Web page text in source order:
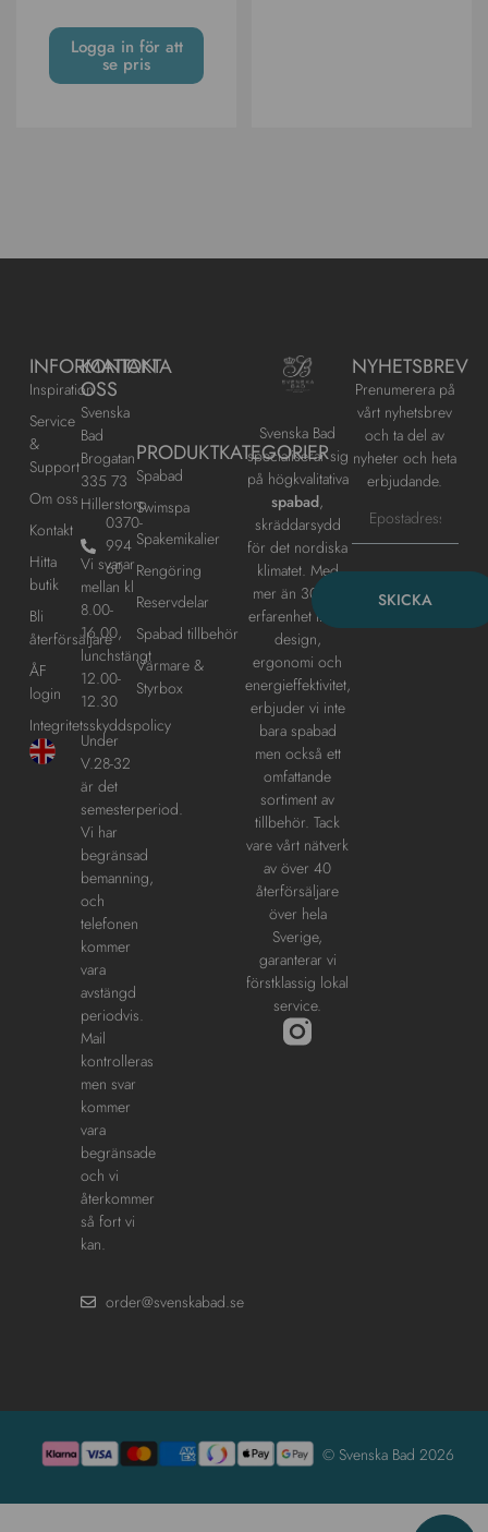
Logga in för att
se pris
Svenska Bad
specialiserar sig
på högkvalitativa
spabad,
skräddarsydd
för det nordiska
klimatet. Med
mer än 30 års
erfarenhet inom
design,
ergonomi och
energieffektivitet,
erbjuder vi inte
bara spabad
men också ett
omfattande
sortiment av
tillbehör. Tack
vare vårt nätverk
av över 40
återförsäljare
över hela
Sverige,
garanterar vi
förstklassig lokal
service.
KONTAKTA
OSS
Svenska
Bad
Brogatan
335 73
Hillerstorp
0370-
994
60
Vi svarar
mellan kl
8.00-
16.00,
lunchstängt
12.00-
12.30
Under
V.28-32
är det
semesterperiod.
Vi har
begränsad
bemanning,
och
telefonen
kommer
vara
avstängd
periodvis.
Mail
kontrolleras
men svar
kommer
vara
begränsade
och vi
återkommer
så fort vi
kan.
order@svenskabad.se
INFORMATION
Inspiration
Service
&
Support
Om oss
Kontakt
Hitta
butik
Bli
återförsäljare
ÅF
login
Integritetsskyddspolicy
PRODUKTKATEGORIER
Spabad
Swimspa
Spakemikalier
Rengöring
Reservdelar
Spabad tillbehör
Värmare &
Styrbox
NYHETSBREV
Prenumerera på
vårt nyhetsbrev
och ta del av
nyheter och heta
erbjudande.
SKICKA
© Svenska Bad 2026